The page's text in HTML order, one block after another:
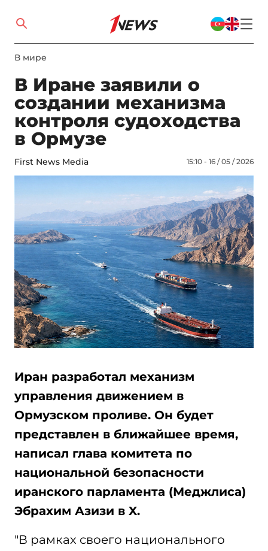
В мире
В Иране заявили о
создании механизма
контроля судоходства
в Ормузе
First News Media 15:10 - 16 / 05 / 2026
Иран разработал механизм
управления движением в
Ормузском проливе. Он будет
представлен в ближайшее время,
написал глава комитета по
национальной безопасности
иранского парламента (Меджлиса)
Эбрахим Азизи в X.
"В рамках своего национального